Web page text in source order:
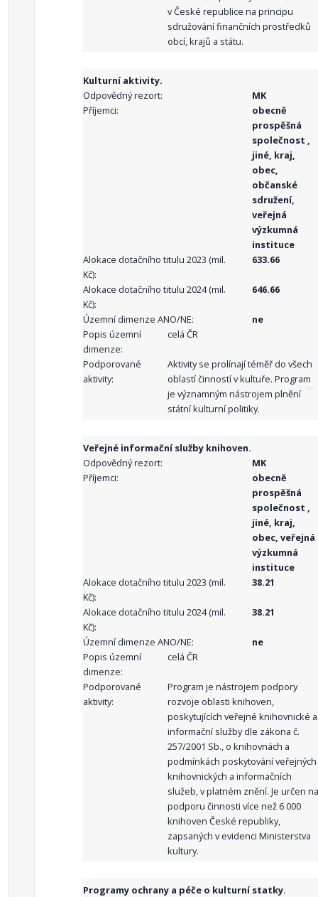
v České republice na principu
sdružování finančních prostředků
obcí, krajů a státu.
Kulturní aktivity.
Odpovědný rezort:
MK
Příjemci:
obecně
prospěšná
společnost ,
jiné, kraj,
obec,
občanské
sdružení,
veřejná
výzkumná
instituce
Alokace dotačního titulu 2023 (mil.
Kč):
633.66
Alokace dotačního titulu 2024 (mil.
Kč):
646.66
Územní dimenze ANO/NE:
ne
Popis územní
dimenze:
celá ČR
Podporované
aktivity:
Aktivity se prolínají téměř do všech
oblastí činností v kultuře. Program
je významným nástrojem plnění
státní kulturní politiky.
Veřejné informační služby knihoven.
Odpovědný rezort:
MK
Příjemci:
obecně
prospěšná
společnost ,
jiné, kraj,
obec, veřejná
výzkumná
instituce
Alokace dotačního titulu 2023 (mil.
Kč):
38.21
Alokace dotačního titulu 2024 (mil.
Kč):
38.21
Územní dimenze ANO/NE:
ne
Popis územní
dimenze:
celá ČR
Podporované
aktivity:
Program je nástrojem podpory
rozvoje oblasti knihoven,
poskytujících veřejné knihovnické a
informační služby dle zákona č.
257/2001 Sb., o knihovnách a
podmínkách poskytování veřejných
knihovnických a informačních
služeb, v platném znění. Je určen na
podporu činnosti více než 6 000
knihoven České republiky,
zapsaných v evidenci Ministerstva
kultury.
Programy ochrany a péče o kulturní statky.